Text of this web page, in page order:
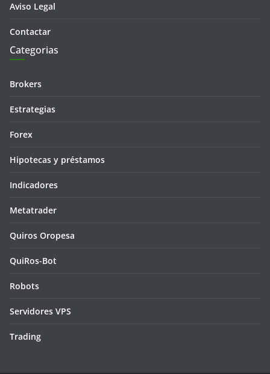
Aviso Legal
Contactar
Categorias
Brokers
Estrategias
Forex
Hipotecas y préstamos
Indicadores
Metatrader
Quiros Oropesa
QuiRos-Bot
Robots
Servidores VPS
Trading